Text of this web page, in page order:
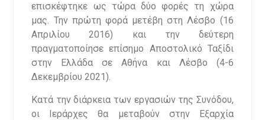
επισκέφτηκε ως τώρα δύο φορές τη χώρα
μας. Την πρώτη φορά μετέβη στη Λέσβο (16
Aπριλίου 2016) και την δεύτερη
πραγματοποίησε επίσημο Αποστολικό Ταξίδι
στην Ελλάδα σε Αθήνα και Λέσβο (4-6
Δεκεμβρίου 2021).
Κατά την διάρκεια των εργασιών της Συνόδου,
οι Ιεράρχες θα μεταβούν στην Εξαρχία